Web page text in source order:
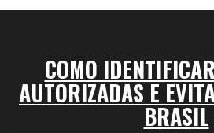
COMO
AUTORIZADAS E
BRASIL